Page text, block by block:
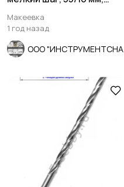
ГОСТ 7740-71, сделано в
СССР
Макеевка
1 год назад